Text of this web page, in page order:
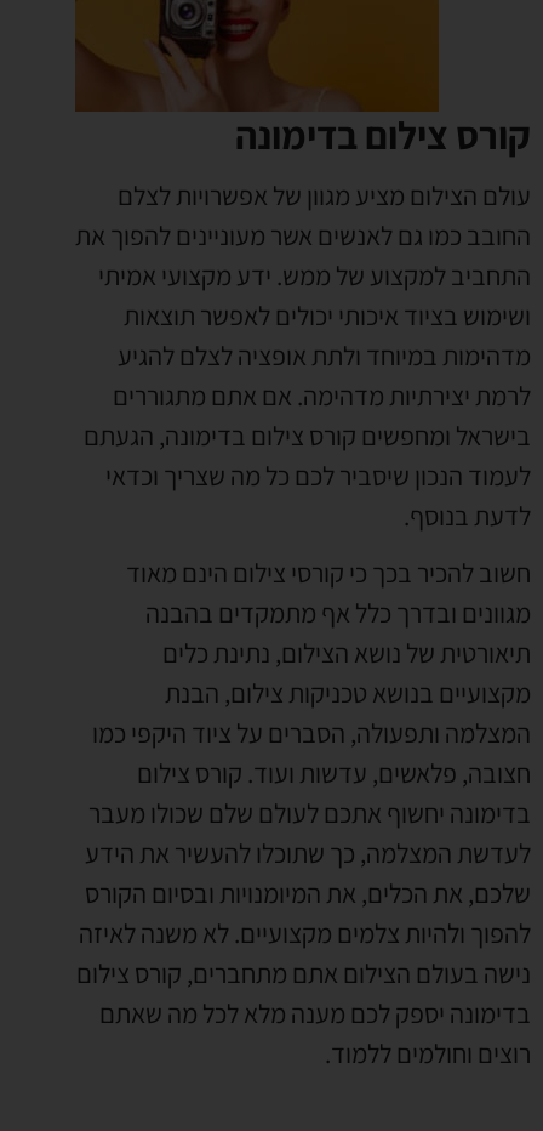
קורס צילום בדימונה
עולם הצילום מציע מגוון של אפשרויות לצלם
החובב כמו גם לאנשים אשר מעוניינים להפוך את
התחביב למקצוע של ממש. ידע מקצועי אמיתי
ושימוש בציוד איכותי יכולים לאפשר תוצאות
מדהימות במיוחד ולתת אופציה לצלם להגיע
לרמת יצירתיות מדהימה. אם אתם מתגוררים
בישראל ומחפשים קורס צילום בדימונה, הגעתם
לעמוד הנכון שיסביר לכם כל מה שצריך וכדאי
לדעת בנוסף.
חשוב להכיר בכך כי קורסי צילום הינם מאוד
מגוונים ובדרך כלל אף מתמקדים בהבנה
תיאורטית של נושא הצילום, נתינת כלים
מקצועיים בנושא טכניקות צילום, הבנת
המצלמה ותפעולה, הסברים על ציוד היקפי כמו
חצובה, פלאשים, עדשות ועוד. קורס צילום
בדימונה יחשוף אתכם לעולם שלם שכולו מעבר
לעדשת המצלמה, כך שתוכלו להעשיר את הידע
שלכם, את הכלים, את המיומנויות ובסיום הקורס
להפוך ולהיות צלמים מקצועיים. לא משנה לאיזה
נישה בעולם הצילום אתם מתחברים, קורס צילום
בדימונה יספק לכם מענה מלא לכל מה שאתם
רוצים וחולמים ללמוד.